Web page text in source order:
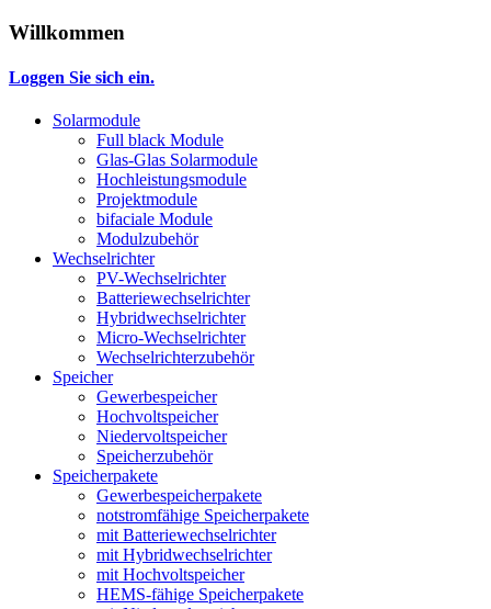
Willkommen
Loggen Sie sich ein.
Solarmodule
Full black Module
Glas-Glas Solarmodule
Hochleistungsmodule
Projektmodule
bifaciale Module
Modulzubehör
Wechselrichter
PV-Wechselrichter
Batteriewechselrichter
Hybridwechselrichter
Micro-Wechselrichter
Wechselrichterzubehör
Speicher
Gewerbespeicher
Hochvoltspeicher
Niedervoltspeicher
Speicherzubehör
Speicherpakete
Gewerbespeicherpakete
notstromfähige Speicherpakete
mit Batteriewechselrichter
mit Hybridwechselrichter
mit Hochvoltspeicher
HEMS-fähige Speicherpakete